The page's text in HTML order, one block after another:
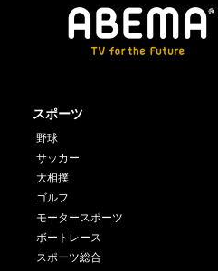
スポーツ
野球
サッカー
大相撲
ゴルフ
モータースポーツ
ボートレース
スポーツ総合